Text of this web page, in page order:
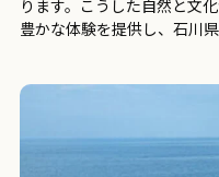
ります。こうした自然と文
豊かな体験を提供し、石川